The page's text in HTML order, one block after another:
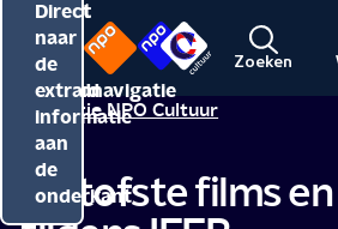
Direct
naar
de
inhoud
Direct
naar
de
hoofdnavigatie
Direct
naar
de
extra
informatie
aan
de
onderkant
Menu
Naar
de
NPO
Naar
de
NPO
Cultuur
Zoeken
Redactie NPO Cultuur
De tofste films